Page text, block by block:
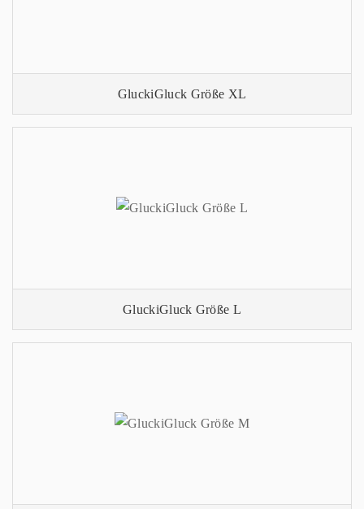
GluckiGluck Größe XL
GluckiGluck Größe L